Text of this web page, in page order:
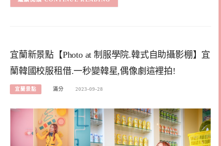
宜蘭新景點【Photo at 制服學院.韓式自助攝影棚】宜
蘭韓國校服租借.一秒變韓星,偶像劇這裡拍!
宜蘭景點 滿分 2023-09-28